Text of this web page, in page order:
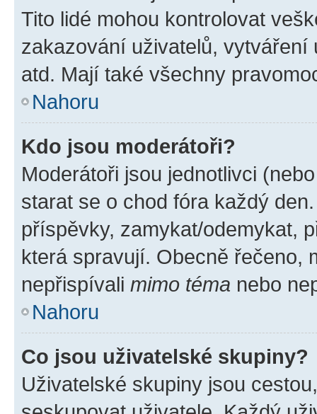
Tito lidé mohou kontrolovat
zakazování uživatelů,
atd. Mají také všechny
Nahoru
Kdo jsou moderátoři?
Moderátoři jsou jednotlivci
starat se o chod fóra každý
příspěvky, zamykat/odemykat,
která spravují. Obecně řečeno,
nepřispívali mimo téma nebo
Nahoru
Co jsou uživatelské skupiny?
Uživatelské skupiny jsou